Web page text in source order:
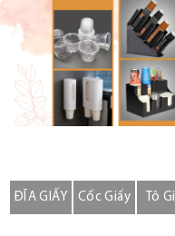
ĐĨA GIẤY Cốc Giấy Tô